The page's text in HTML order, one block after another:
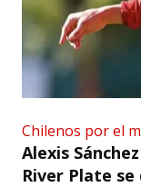
Chilenos por el
Alexis
River Plate